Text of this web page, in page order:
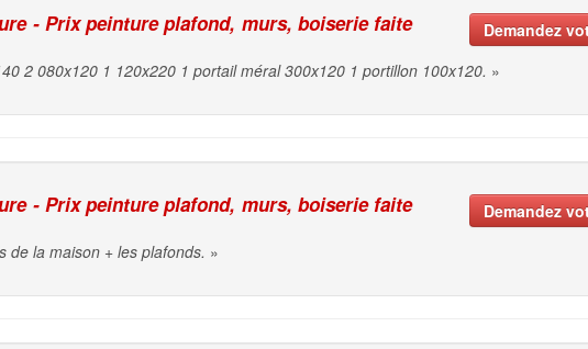
- Prix peinture plafond, murs, boiserie faite
Demandez
2 080x120 1 120x220 1 portail méral 300x120 1 portillon 100x120. »
- Prix peinture plafond, murs, boiserie faite
Demandez
de la maison + les plafonds. »